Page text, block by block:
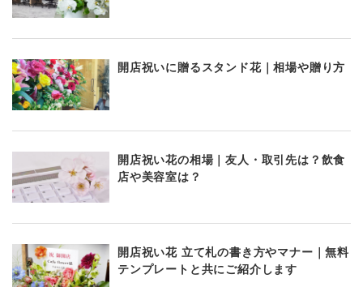
開店祝いに贈るスタンド花｜相場や贈り方
開店祝い花の相場｜友人・取引先は？飲食
店や美容室は？
開店祝い花 立て札の書き方やマナー｜無料
テンプレートと共にご紹介します